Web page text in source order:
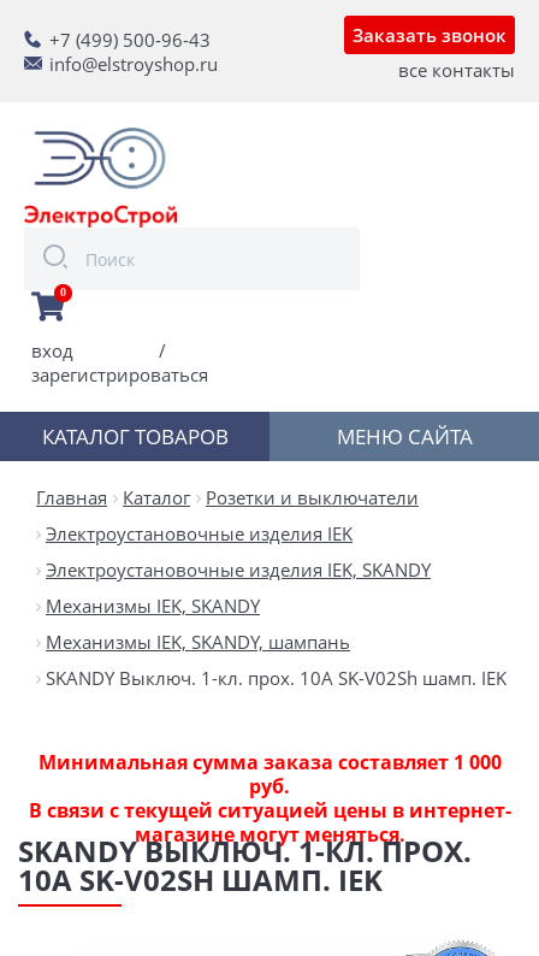
+7 (499) 500-96-43
info@elstroyshop.ru
Заказать звонок
все контакты
0
вход
/
зарегистрироваться
КАТАЛОГ ТОВАРОВ МЕНЮ САЙТА
Главная Каталог
Розетки и выключатели
Электроустановочные изделия IEK
Электроустановочные изделия IEK, SKANDY
Механизмы IEK, SKANDY
Механизмы IEK, SKANDY, шампань
SKANDY Выключ. 1-кл. прох. 10А SK-V02Sh шамп. IEK
Минимальная сумма заказа составляет 1 000
руб.
В связи с текущей ситуацией цены в интернет-
магазине могут меняться.
SKANDY ВЫКЛЮЧ. 1-КЛ. ПРОХ.
10А SK-V02SH ШАМП. IEK